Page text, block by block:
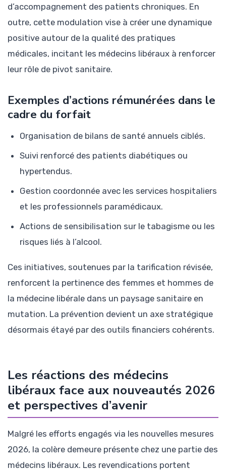
d’accompagnement des patients chroniques. En
outre, cette modulation vise à créer une dynamique
positive autour de la qualité des pratiques
médicales, incitant les médecins libéraux à renforcer
leur rôle de pivot sanitaire.
Exemples d’actions rémunérées dans le
cadre du forfait
Organisation de bilans de santé annuels ciblés.
Suivi renforcé des patients diabétiques ou
hypertendus.
Gestion coordonnée avec les services hospitaliers
et les professionnels paramédicaux.
Actions de sensibilisation sur le tabagisme ou les
risques liés à l’alcool.
Ces initiatives, soutenues par la tarification révisée,
renforcent la pertinence des femmes et hommes de
la médecine libérale dans un paysage sanitaire en
mutation. La prévention devient un axe stratégique
désormais étayé par des outils financiers cohérents.
Les réactions des médecins
libéraux face aux nouveautés 2026
et perspectives d’avenir
Malgré les efforts engagés via les nouvelles mesures
2026, la colère demeure présente chez une partie des
médecins libéraux. Les revendications portent